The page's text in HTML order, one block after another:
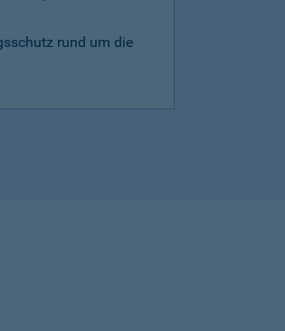
rund um die